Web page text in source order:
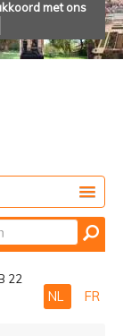
met ons
22
NL FR